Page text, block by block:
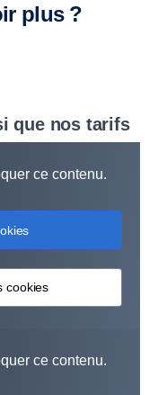
développée
de parc,
contrôle avant
plus ?
que nos tarifs
ce contenu.
cookies
ce contenu.